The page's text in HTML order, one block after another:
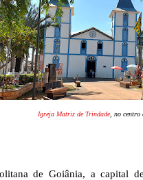
Igreja Matriz de Trindade, no centro
de Goiânia, a capital